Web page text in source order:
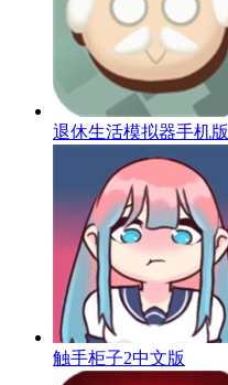
退休生活模拟器手机版
触手柜子2中文版